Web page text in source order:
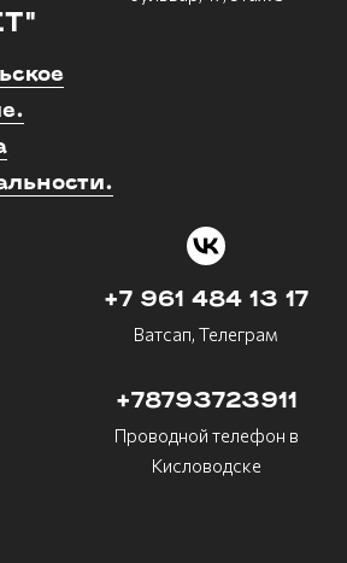
+7 961 484 13 17
Ватсап, Телеграм
+78793723911
Проводной телефон в
Кисловодске